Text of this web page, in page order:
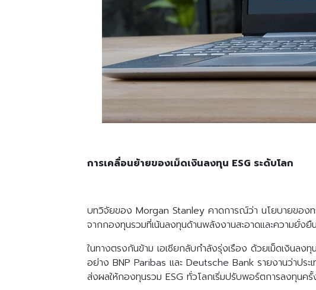
การเคลื่อนย้ายของเม็ดเงินลงทุน ESG ระดับโลก
บทวิจัยของ Morgan Stanley คาดการณ์ว่า นโยบายของท
จากกองทุนรวมที่เน้นลงทุนด้านพลังงานสะอาดและความยั่งยืน
ในทางตรงกันข้าม เอเชียกลับกำลังรุ่งเรือง ด้วยเม็ดเงินล
อย่าง BNP Paribas และ Deutsche Bank รายงานว่าประ
ส่งผลให้กองทุนรวม ESG ทั่วโลกเริ่มปรับพอร์ตการลงทุนครั้